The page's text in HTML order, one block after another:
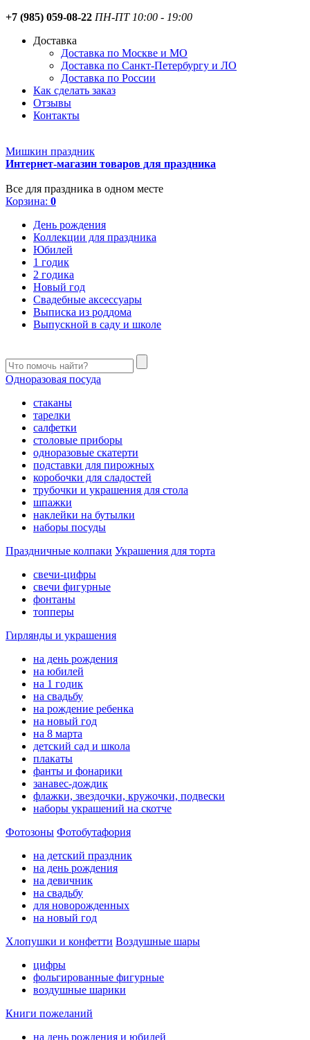
+7 (985) 059-08-22 ПН-ПТ 10:00 - 19:00
Доставка
Доставка по Москве и МО
Доставка по Санкт-Петербургу и ЛО
Доставка по России
Как сделать заказ
Отзывы
Контакты
Мишкин праздник
Интернет-магазин товаров для праздника
Все для праздника в одном месте
Корзина: 0
День рождения
Коллекции для праздника
Юбилей
1 годик
2 годика
Новый год
Свадебные аксессуары
Выписка из роддома
Выпускной в саду и школе
Одноразовая посуда
стаканы
тарелки
салфетки
столовые приборы
одноразовые скатерти
подставки для пирожных
коробочки для сладостей
трубочки и украшения для стола
шпажки
наклейки на бутылки
наборы посуды
Праздничные колпаки Украшения для торта
свечи-цифры
свечи фигурные
фонтаны
топперы
Гирлянды и украшения
на день рождения
на юбилей
на 1 годик
на свадьбу
на рождение ребенка
на новый год
на 8 марта
детский сад и школа
плакаты
фанты и фонарики
занавес-дождик
флажки, звездочки, кружочки, подвески
наборы украшений на скотче
Фотозоны Фотобутафория
на детский праздник
на день рождения
на девичник
на свадьбу
для новорожденных
на новый год
Хлопушки и конфетти Воздушные шары
цифры
фольгированные фигурные
воздушные шарики
Книги пожеланий
на день рождения и юбилей